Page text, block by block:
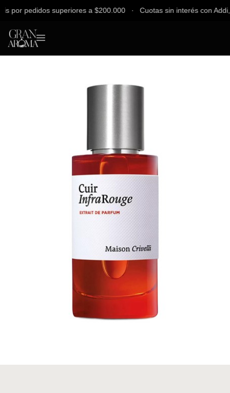
pedidos superiores a $200.000 ∙ Cuotas sin interés con Addi,